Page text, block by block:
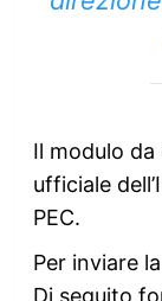
Il modulo
ufficiale
PEC.
Per inviare